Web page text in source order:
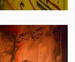
Pinterest